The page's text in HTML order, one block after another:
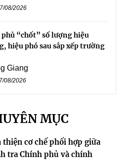
08/2026
“chốt” số lượng hiệu
hiệu phó sau sắp xếp trường
Giang
08/2026
MỤC
thiện cơ chế phối hợp giữa
tra Chính phủ và chính